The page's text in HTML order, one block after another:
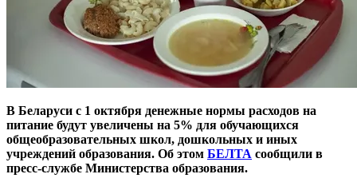
В Беларуси с 1 октября денежные нормы расходов на
питание будут увеличены на 5% для обучающихся
общеобразовательных школ, дошкольных и иных
учреждений образования. Об этом БЕЛТА сообщили в
пресс-службе Министерства образования.